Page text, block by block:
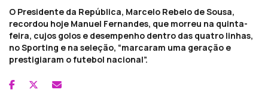
O Presidente da República, Marcelo Rebelo de Sousa,
recordou hoje Manuel Fernandes, que morreu na quinta-
feira, cujos golos e desempenho dentro das quatro linhas,
no Sporting e na seleção, “marcaram uma geração e
prestigiaram o futebol nacional”.